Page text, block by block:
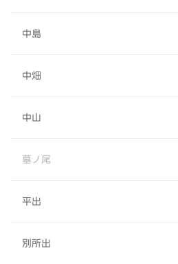
中島
中畑
中山
墓ノ尾
平出
別所出